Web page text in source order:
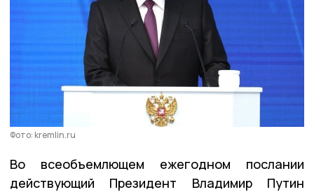
Фото: kremlin.ru
Во всеобъемлющем ежегодном послании
действующий Президент Владимир Путин